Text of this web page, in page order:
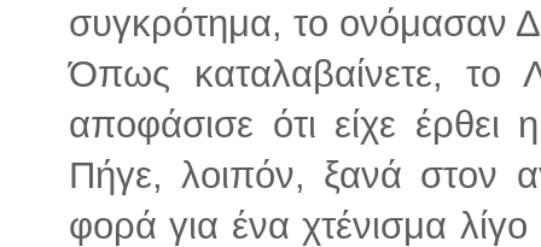
συγκρότημα, το ονόμασαν
Όπως καταλαβαίνετε, το
αποφάσισε ότι είχε
Πήγε, λοιπόν, ξανά στον
φορά για ένα χτένισμα λίγο